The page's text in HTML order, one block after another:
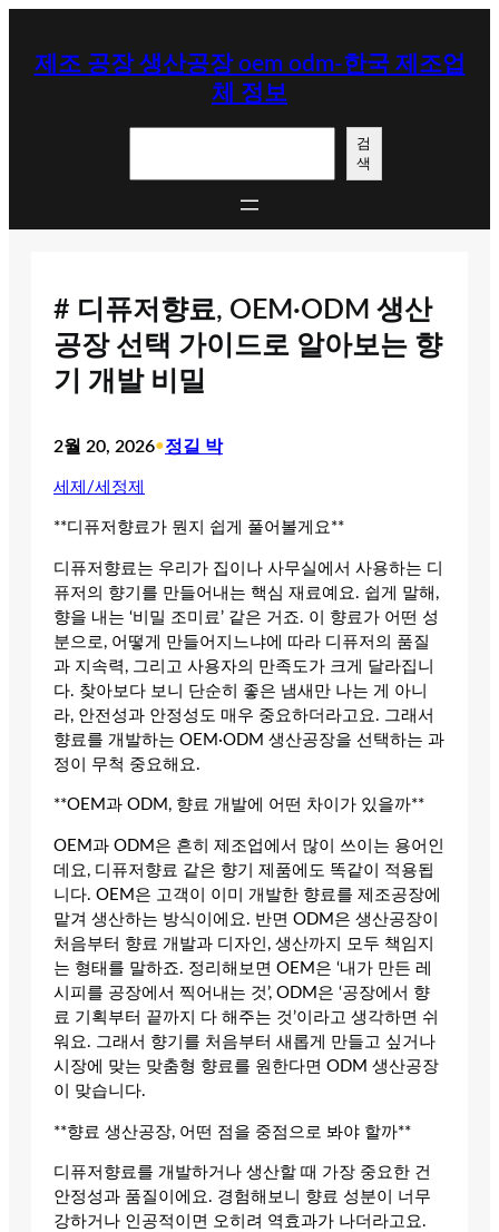
제조 공장 생산공장 oem odm-한국 제조업
체 정보
검
색
# 디퓨저향료, OEM·ODM 생산
공장 선택 가이드로 알아보는 향
기 개발 비밀
2월 20, 2026•정길 박
세제/세정제
**디퓨저향료가 뭔지 쉽게 풀어볼게요**
디퓨저향료는 우리가 집이나 사무실에서 사용하는 디
퓨저의 향기를 만들어내는 핵심 재료예요. 쉽게 말해,
향을 내는 ‘비밀 조미료’ 같은 거죠. 이 향료가 어떤 성
분으로, 어떻게 만들어지느냐에 따라 디퓨저의 품질
과 지속력, 그리고 사용자의 만족도가 크게 달라집니
다. 찾아보다 보니 단순히 좋은 냄새만 나는 게 아니
라, 안전성과 안정성도 매우 중요하더라고요. 그래서
향료를 개발하는 OEM·ODM 생산공장을 선택하는 과
정이 무척 중요해요.
**OEM과 ODM, 향료 개발에 어떤 차이가 있을까**
OEM과 ODM은 흔히 제조업에서 많이 쓰이는 용어인
데요, 디퓨저향료 같은 향기 제품에도 똑같이 적용됩
니다. OEM은 고객이 이미 개발한 향료를 제조공장에
맡겨 생산하는 방식이에요. 반면 ODM은 생산공장이
처음부터 향료 개발과 디자인, 생산까지 모두 책임지
는 형태를 말하죠. 정리해보면 OEM은 ‘내가 만든 레
시피를 공장에서 찍어내는 것’, ODM은 ‘공장에서 향
료 기획부터 끝까지 다 해주는 것’이라고 생각하면 쉬
워요. 그래서 향기를 처음부터 새롭게 만들고 싶거나
시장에 맞는 맞춤형 향료를 원한다면 ODM 생산공장
이 맞습니다.
**향료 생산공장, 어떤 점을 중점으로 봐야 할까**
디퓨저향료를 개발하거나 생산할 때 가장 중요한 건
안정성과 품질이에요. 경험해보니 향료 성분이 너무
강하거나 인공적이면 오히려 역효과가 나더라고요.